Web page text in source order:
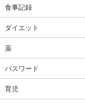
食事記録
ダイエット
薬
パスワード
育児